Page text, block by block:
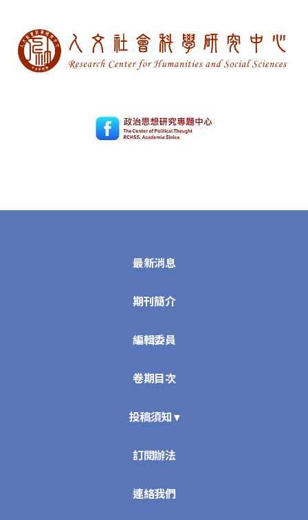
最新消息
期刊簡介
編輯委員
卷期目次
投稿須知 ▾
訂閱辦法
連絡我們